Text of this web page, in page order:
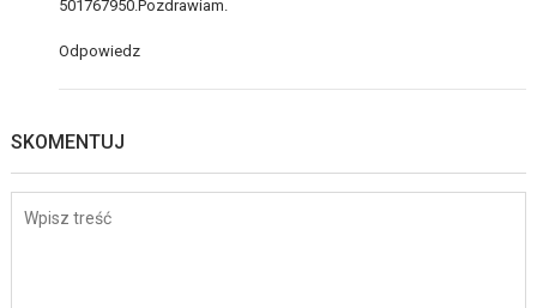
501767950.Pozdrawiam.
Odpowiedz
SKOMENTUJ